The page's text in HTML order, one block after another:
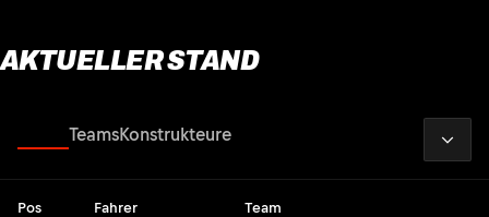
AKTUELLER STAND
TeamsKonstrukteure
Pos Fahrer Team